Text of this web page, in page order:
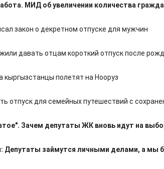
МИД об увеличении количества
закон о декретном отпуске для мужчин
давать отцам короткий отпуск после
кыргызстанцы полетят на Нооруз
отпуск для семейных путешествий с
Зачем депутаты ЖК вновь идут на
Депутаты займутся личными делами, а мы